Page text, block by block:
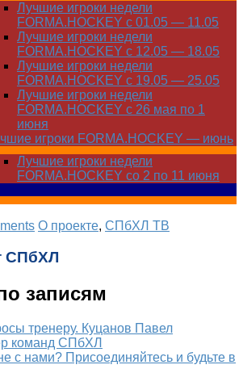
Лучшие игроки недели
FORMA.HOCKEY с 01.05 — 11.05
Лучшие игроки недели
FORMA.HOCKEY с 12.05 — 18.05
Лучшие игроки недели
FORMA.HOCKEY с 19.05 — 25.05
Лучшие игроки недели
FORMA.HOCKEY с 26 мая по 1
июня
игроки FORMA.HOCKEY — июнь
Лучшие игроки недели
FORMA.HOCKEY со 2 по 11 июня
О проекте, СПбХЛ ТВ
СПбХЛ
записям
тренеру. Куцанов Павел
команд СПбХЛ
с нами? Присоединяйтесь и будьте в